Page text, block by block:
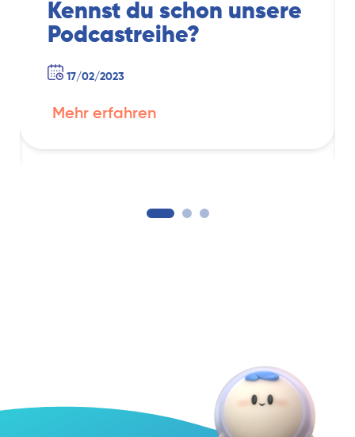
Kennst du schon unsere
Podcastreihe?
17/02/2023
Mehr erfahren